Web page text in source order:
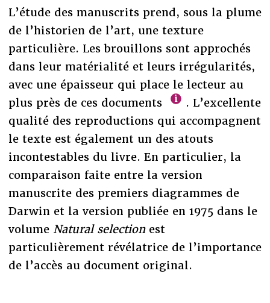
L’étude des manuscrits prend, sous la plume
de l’historien de l’art, une texture
particulière. Les brouillons sont approchés
dans leur matérialité et leurs irrégularités,
avec une épaisseur qui place le lecteur au
plus près de ces documents
. L’excellente
qualité des reproductions qui accompagnent
le texte est également un des atouts
incontestables du livre. En particulier, la
comparaison faite entre la version
manuscrite des premiers diagrammes de
Darwin et la version publiée en 1975 dans le
volume Natural selectionest
particulièrement révélatrice de l’importance
de l’accès au document original.